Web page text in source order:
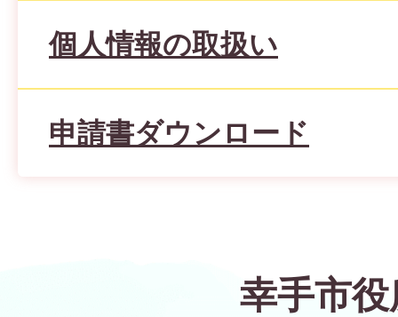
個人情報の取扱い
申請書ダウンロード
幸手市役